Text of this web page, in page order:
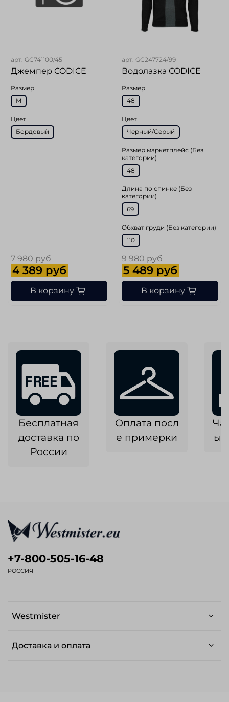
арт. GC741100/45
Джемпер CODICE
Размер
M
Цвет
Бордовый
7 980 руб
4 389 руб
В корзину
арт. GC247724/99
Водолазка CODICE
Размер
48
Цвет
Черный/Серый
Размер маркетплейс (Без
категории)
48
Длина по спинке (Без
категории)
69
Обхват груди (Без категории)
110
9 980 руб
5 489 руб
В корзину
Бесплатная
доставка по
России
Оплата посл
е примерки
Westmister
Доставка и оплата
+7-800-505-16-48
РОССИЯ